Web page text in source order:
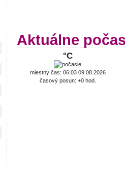
Aktuálne
°C
miestny čas: 06:03 09.08.2026
časový posun: +0 hod.